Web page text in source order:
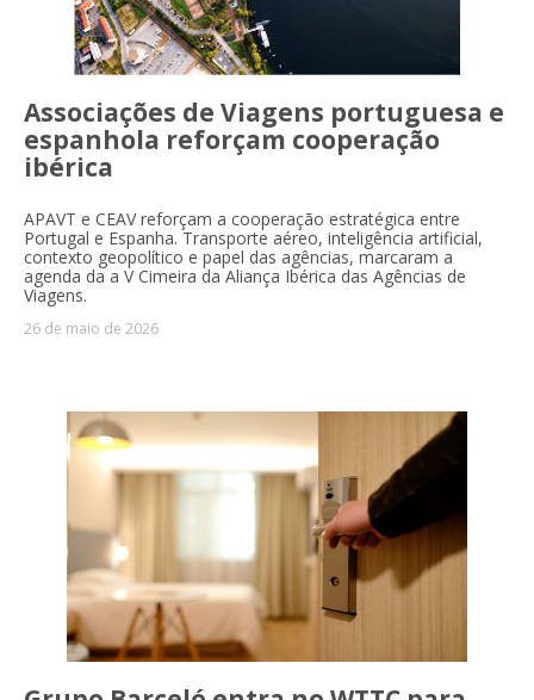
Associações de Viagens portuguesa e
espanhola reforçam cooperação
ibérica
APAVT e CEAV reforçam a cooperação estratégica entre
Portugal e Espanha. Transporte aéreo, inteligência artificial,
contexto geopolítico e papel das agências, marcaram a
agenda da a V Cimeira da Aliança Ibérica das Agências de
Viagens.
26 de maio de 2026